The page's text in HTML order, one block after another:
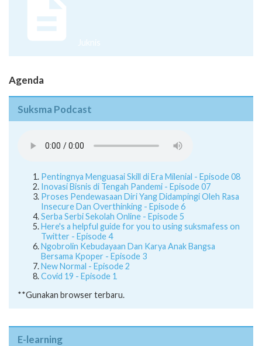
Juknis
Agenda
Suksma Podcast
Pentingnya Menguasai Skill di Era Milenial - Episode 08
Inovasi Bisnis di Tengah Pandemi - Episode 07
Proses Pendewasaan Diri Yang Didampingi Oleh Rasa
Insecure Dan Overthinking - Episode 6
Serba Serbi Sekolah Online - Episode 5
Here's a helpful guide for you to using suksmafess on
Twitter - Episode 4
Ngobrolin Kebudayaan Dan Karya Anak Bangsa
Bersama Kpoper - Episode 3
New Normal - Episode 2
Covid 19 - Episode 1
**Gunakan browser terbaru.
E-learning